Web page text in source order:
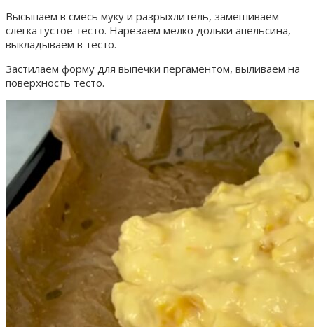
Высыпаем в смесь муку и разрыхлитель, замешиваем
слегка густое тесто. Нарезаем мелко дольки апельсина,
выкладываем в тесто.
Застилаем форму для выпечки пергаментом, выливаем на
поверхность тесто.